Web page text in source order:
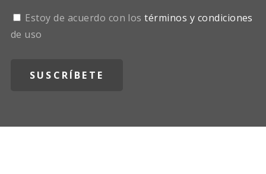
Estoy de acuerdo con lostérminos y condiciones
de uso